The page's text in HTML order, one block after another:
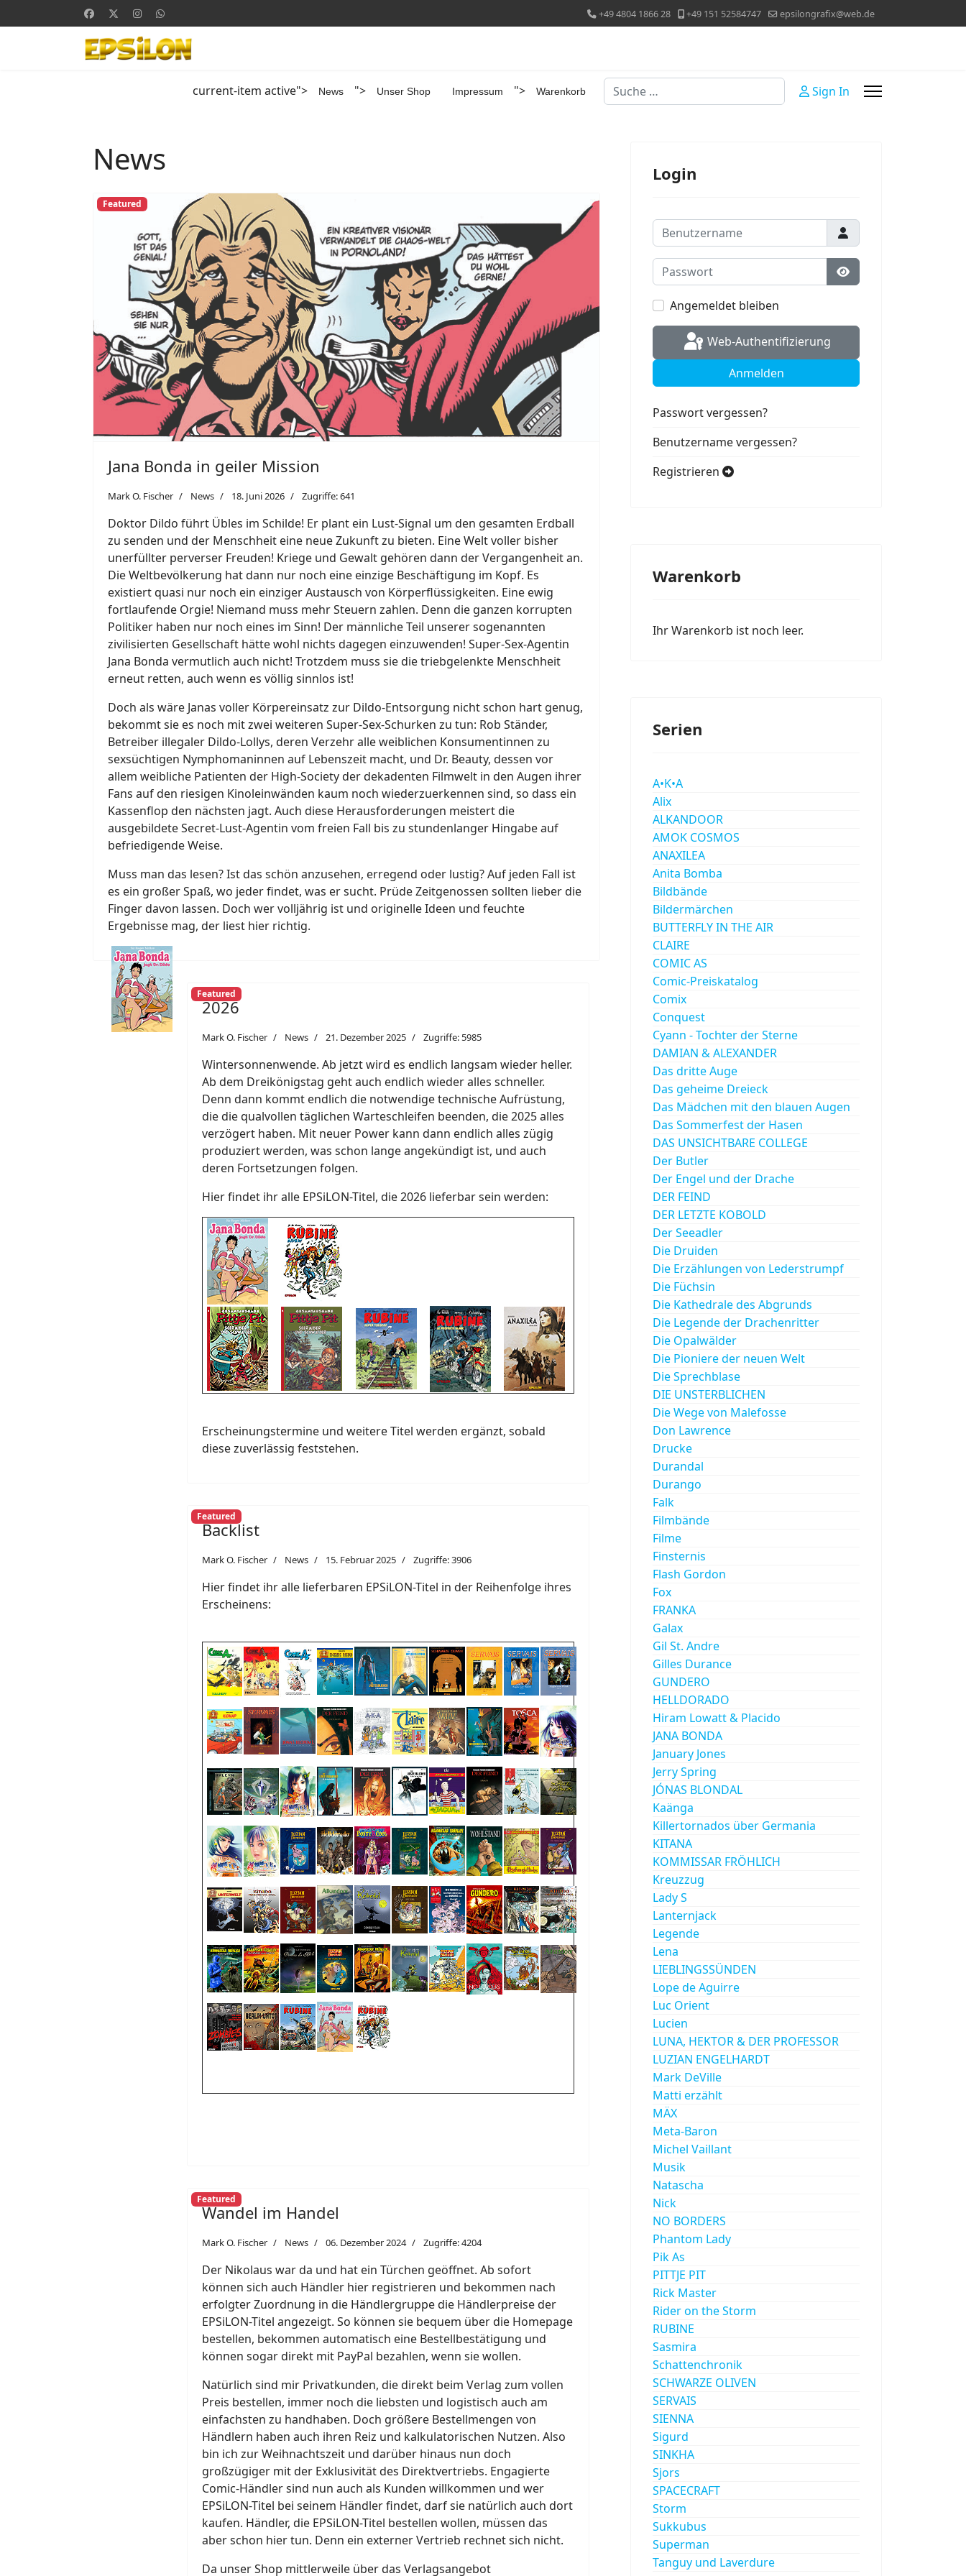
+49 4804 1866 28 +49 151 52584747 epsilongrafix@web.de
current-item active"> News "> Unser Shop Impressum "> Warenkorb Suchen Sign In
News
Featured
Jana Bonda in geiler Mission
Mark O. Fischer News 18. Juni 2026 Zugriffe: 641
Doktor Dildo führt Übles im Schilde! Er plant ein Lust-Signal um den gesamten Erdball
zu senden und der Menschheit eine neue Zukunft zu bieten. Eine Welt voller bisher
unerfüllter perverser Freuden! Kriege und Gewalt gehören dann der Vergangenheit an.
Die Weltbevölkerung hat dann nur noch eine einzige Beschäftigung im Kopf. Es
existiert quasi nur noch ein einziger Austausch von Körperflüssigkeiten. Eine ewig
fortlaufende Orgie! Niemand muss mehr Steuern zahlen. Denn die ganzen korrupten
Politiker haben nur noch eines im Sinn! Der männliche Teil unserer sogenannten
zivilisierten Gesellschaft hätte wohl nichts dagegen einzuwenden! Super-Sex-Agentin
Jana Bonda vermutlich auch nicht! Trotzdem muss sie die triebgelenkte Menschheit
erneut retten, auch wenn es völlig sinnlos ist!
Doch als wäre Janas voller Körpereinsatz zur Dildo-Entsorgung nicht schon hart genug,
bekommt sie es noch mit zwei weiteren Super-Sex-Schurken zu tun: Rob Ständer,
Betreiber illegaler Dildo-Lollys, deren Verzehr alle weiblichen Konsumentinnen zu
sexsüchtigen Nymphomaninnen auf Lebenszeit macht, und Dr. Beauty, dessen vor
allem weibliche Patienten der High-Society der dekadenten Filmwelt in den Augen ihrer
Fans auf den riesigen Kinoleinwänden kaum noch wiederzuerkennen sind, so dass ein
Kassenflop den nächsten jagt. Auch diese Herausforderungen meistert die
ausgebildete Secret-Lust-Agentin vom freien Fall bis zu stundenlanger Hingabe auf
befriedigende Weise.
Muss man das lesen? Ist das schön anzusehen, erregend oder lustig? Auf jeden Fall ist
es ein großer Spaß, wo jeder findet, was er sucht. Prüde Zeitgenossen sollten lieber die
Finger davon lassen. Doch wer volljährig ist und originelle Ideen und feuchte
Ergebnisse mag, der liest hier richtig.
Featured
2026
Mark O. Fischer News 21. Dezember 2025 Zugriffe: 5985
Wintersonnenwende. Ab jetzt wird es endlich langsam wieder heller.
Ab dem Dreikönigstag geht auch endlich wieder alles schneller.
Denn dann kommt endlich die notwendige technische Aufrüstung,
die die qualvollen täglichen Warteschleifen beenden, die 2025 alles
verzögert haben. Mit neuer Power kann dann endlich alles zügig
produziert werden, was schon lange angekündigt ist, und auch
deren Fortsetzungen folgen.
Hier findet ihr alle EPSiLON-Titel, die 2026 lieferbar sein werden:
Erscheinungstermine und weitere Titel werden ergänzt, sobald
diese zuverlässig feststehen.
Featured
Backlist
Mark O. Fischer News 15. Februar 2025 Zugriffe: 3906
Hier findet ihr alle lieferbaren EPSiLON-Titel in der Reihenfolge ihres
Erscheinens:
Featured
Wandel im Handel
Mark O. Fischer News 06. Dezember 2024 Zugriffe: 4204
Der Nikolaus war da und hat ein Türchen geöffnet. Ab sofort
können sich auch Händler hier registrieren und bekommen nach
erfolgter Zuordnung in die Händlergruppe die Händlerpreise der
EPSiLON-Titel angezeigt. So können sie bequem über die Homepage
bestellen, bekommen automatisch eine Bestellbestätigung und
können sogar direkt mit PayPal bezahlen, wenn sie wollen.
Natürlich sind mir Privatkunden, die direkt beim Verlag zum vollen
Preis bestellen, immer noch die liebsten und logistisch auch am
einfachsten zu handhaben. Doch größere Bestellmengen von
Händlern haben auch ihren Reiz und kalkulatorischen Nutzen. Also
bin ich zur Weihnachtszeit und darüber hinaus nun doch
großzügiger mit der Exklusivität des Direktvertriebs. Engagierte
Comic-Händler sind nun auch als Kunden willkommen und wer
EPSiLON-Titel bei seinem Händler findet, darf sie natürlich auch dort
kaufen. Händler, die EPSiLON-Titel bestellen wollen, müssen das
aber schon hier tun. Denn ein externer Vertrieb rechnet sich nicht.
Da unser Shop mittlerweile über das Verlagsangebot
Login
Benutzername
Passwort
Passwort anzeigen
Angemeldet bleiben
Web-Authentifizierung
Anmelden
Passwort vergessen?
Benutzername vergessen?
Registrieren
Warenkorb
Ihr Warenkorb ist noch leer.
Serien
A•K•A
Alix
ALKANDOOR
AMOK COSMOS
ANAXILEA
Anita Bomba
Bildbände
Bildermärchen
BUTTERFLY IN THE AIR
CLAIRE
COMIC AS
Comic-Preiskatalog
Comix
Conquest
Cyann - Tochter der Sterne
DAMIAN & ALEXANDER
Das dritte Auge
Das geheime Dreieck
Das Mädchen mit den blauen Augen
Das Sommerfest der Hasen
DAS UNSICHTBARE COLLEGE
Der Butler
Der Engel und der Drache
DER FEIND
DER LETZTE KOBOLD
Der Seeadler
Die Druiden
Die Erzählungen von Lederstrumpf
Die Füchsin
Die Kathedrale des Abgrunds
Die Legende der Drachenritter
Die Opalwälder
Die Pioniere der neuen Welt
Die Sprechblase
DIE UNSTERBLICHEN
Die Wege von Malefosse
Don Lawrence
Drucke
Durandal
Durango
Falk
Filmbände
Filme
Finsternis
Flash Gordon
Fox
FRANKA
Galax
Gil St. Andre
Gilles Durance
GUNDERO
HELLDORADO
Hiram Lowatt & Placido
JANA BONDA
January Jones
Jerry Spring
JÓNAS BLONDAL
Kaänga
Killertornados über Germania
KITANA
KOMMISSAR FRÖHLICH
Kreuzzug
Lady S
Lanternjack
Legende
Lena
LIEBLINGSSÜNDEN
Lope de Aguirre
Luc Orient
Lucien
LUNA, HEKTOR & DER PROFESSOR
LUZIAN ENGELHARDT
Mark DeVille
Matti erzählt
MÄX
Meta-Baron
Michel Vaillant
Musik
Natascha
Nick
NO BORDERS
Phantom Lady
Pik As
PITTJE PIT
Rick Master
Rider on the Storm
RUBINE
Sasmira
Schattenchronik
SCHWARZE OLIVEN
SERVAIS
SIENNA
Sigurd
SINKHA
Sjors
SPACECRAFT
Storm
Sukkubus
Superman
Tanguy und Laverdure